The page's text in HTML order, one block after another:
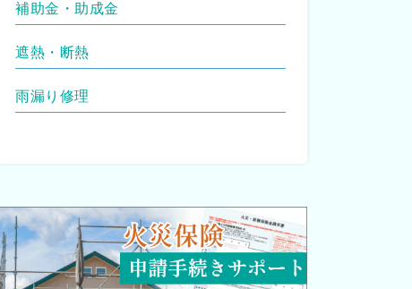
補助金・助成金
遮熱・断熱
雨漏り修理